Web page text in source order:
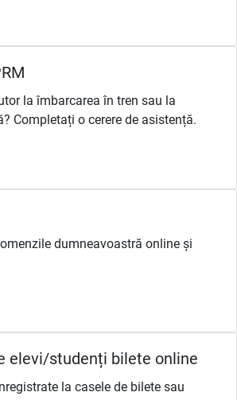
la îmbarcarea în tren sau la
Completați o cerere de asistență.
dumneavoastră online și
elevi/studenți bilete online
la casele de bilete sau